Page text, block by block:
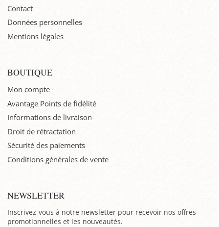
Contact
Données personnelles
Mentions légales
BOUTIQUE
Mon compte
Avantage Points de fidélité
Informations de livraison
Droit de rétractation
Sécurité des paiements
Conditions générales de vente
NEWSLETTER
Inscrivez-vous à notre newsletter pour recevoir nos offres
promotionnelles et les nouveautés.